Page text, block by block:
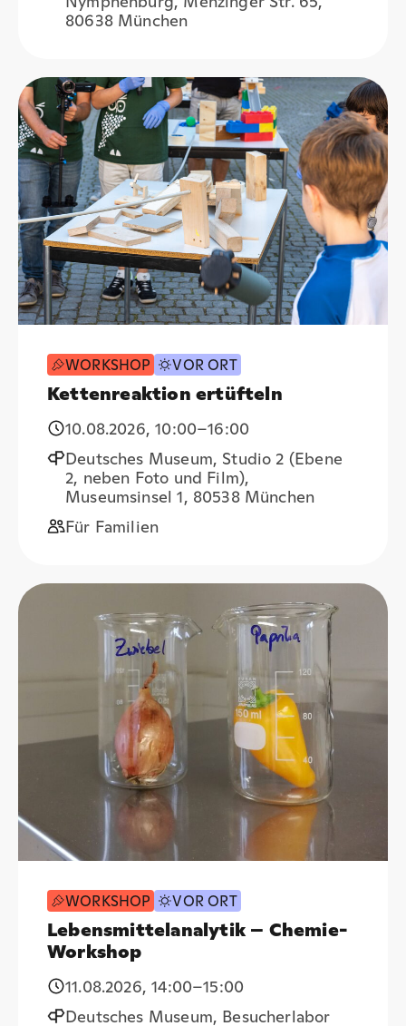
80638 München
WORKSHOP VOR ORT
Kettenreaktion ertüfteln
10.08.2026,10:00–16:00
Deutsches Museum, Studio 2 (Ebene
2, neben Foto und Film),
Museumsinsel 1, 80538 München
Für Familien
WORKSHOP VOR ORT
Lebensmittelanalytik – Chemie-
Workshop
11.08.2026,14:00–15:00
Deutsches Museum, Besucherlabor